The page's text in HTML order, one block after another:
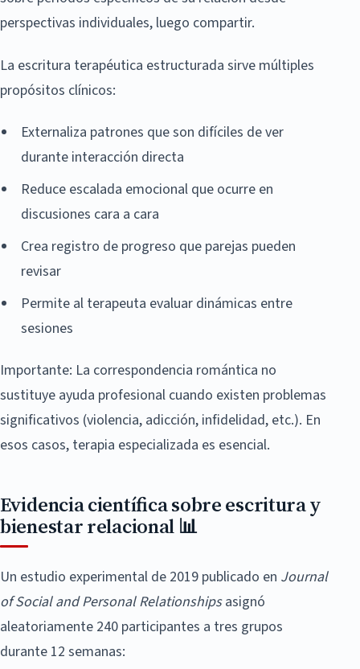
perspectivas individuales, luego compartir.
La escritura terapéutica estructurada sirve múltiples
propósitos clínicos:
Externaliza patrones que son difíciles de ver
durante interacción directa
Reduce escalada emocional que ocurre en
discusiones cara a cara
Crea registro de progreso que parejas pueden
revisar
Permite al terapeuta evaluar dinámicas entre
sesiones
Importante: La correspondencia romántica no
sustituye ayuda profesional cuando existen problemas
significativos (violencia, adicción, infidelidad, etc.). En
esos casos, terapia especializada es esencial.
Evidencia científica sobre escritura y
bienestar relacional 📊
Un estudio experimental de 2019 publicado en Journal
of Social and Personal Relationshipsasignó
aleatoriamente 240 participantes a tres grupos
durante 12 semanas: